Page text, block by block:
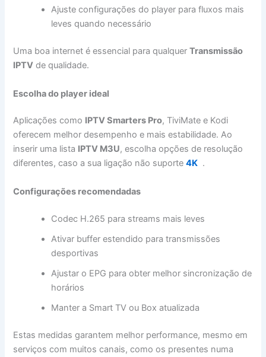
Ajuste configurações do player para fluxos mais
leves quando necessário
Uma boa internet é essencial para qualquerTransmissão
IPTV de qualidade.
Escolha do player ideal
Aplicações como IPTV Smarters Pro, TiviMate e Kodi
oferecem melhor desempenho e mais estabilidade. Ao
inserir uma lista IPTV M3U, escolha opções de resolução
diferentes, caso a sua ligação não suporte4K .
Configurações recomendadas
Codec H.265 para streams mais leves
Ativar buffer estendido para transmissões
desportivas
Ajustar o EPG para obter melhor sincronização de
horários
Manter a Smart TV ou Box atualizada
Estas medidas garantem melhor performance, mesmo em
serviços com muitos canais, como os presentes numa